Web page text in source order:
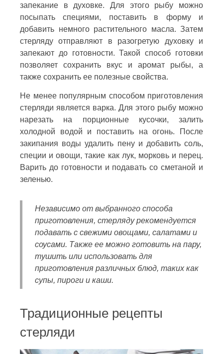
запекание в духовке. Для этого рыбу можно
посыпать специями, поставить в форму и
добавить немного растительного масла. Затем
стерляду отправляют в разогретую духовку и
запекают до готовности. Такой способ готовки
позволяет сохранить вкус и аромат рыбы, а
также сохранить ее полезные свойства.
Не менее популярным способом приготовления
стерляди является варка. Для этого рыбу можно
нарезать на порционные кусочки, залить
холодной водой и поставить на огонь. После
закипания воды удалить пену и добавить соль,
специи и овощи, такие как лук, морковь и перец.
Варить до готовности и подавать со сметаной и
зеленью.
Независимо от выбранного способа
приготовления, стерляду рекомендуется
подавать с свежими овощами, салатами и
соусами. Также ее можно готовить на пару,
тушить или использовать для
приготовления различных блюд, таких как
супы, пироги и каши.
Традиционные рецепты
стерляди